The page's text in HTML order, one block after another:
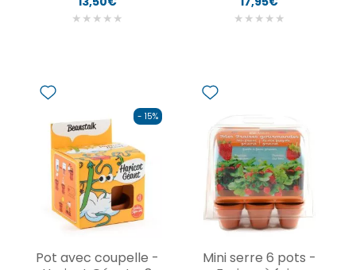
★ ★ ★ ★ ★
★ ★ ★ ★ ★
- 15%
Pot avec coupelle -
Mini serre 6 pots -